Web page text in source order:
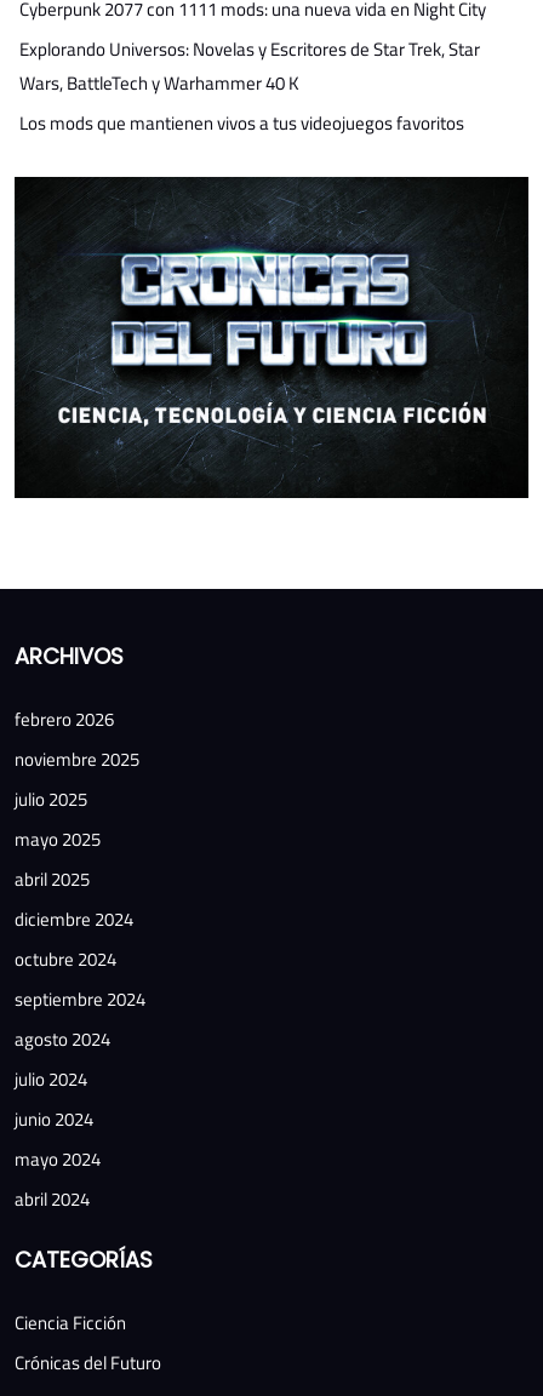
Cyberpunk 2077 con 1111 mods: una nueva vida en Night City
Explorando Universos: Novelas y Escritores de Star Trek, Star
Wars, BattleTech y Warhammer 40 K
Los mods que mantienen vivos a tus videojuegos favoritos
ARCHIVOS
febrero 2026
noviembre 2025
julio 2025
mayo 2025
abril 2025
diciembre 2024
octubre 2024
septiembre 2024
agosto 2024
julio 2024
junio 2024
mayo 2024
abril 2024
CATEGORÍAS
Ciencia Ficción
Crónicas del Futuro